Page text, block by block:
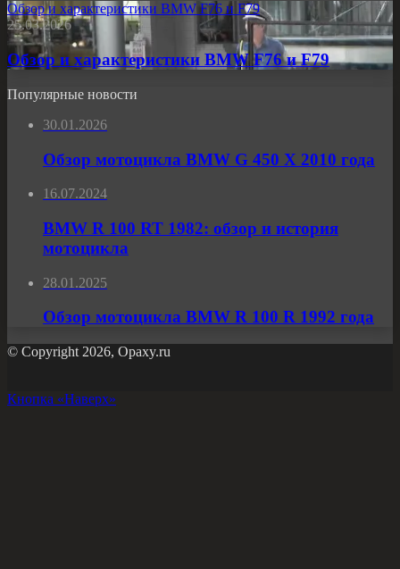
Обзор и характеристики BMW F76 и F79
25.03.2026
Обзор и характеристики BMW F76 и F79
Популярные новости
30.01.2026
Обзор мотоцикла BMW G 450 X 2010 года
16.07.2024
BMW R 100 RT 1982: обзор и история
мотоцикла
28.01.2025
Обзор мотоцикла BMW R 100 R 1992 года
© Copyright 2026, Opaxy.ru
Кнопка «Наверх»